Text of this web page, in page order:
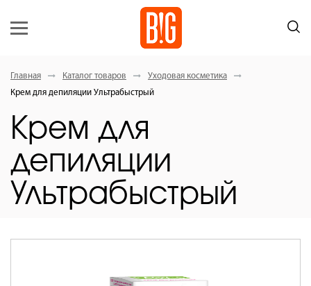
Главная Каталог товаров
Уходовая косметика
Крем для депиляции Ультрабыстрый
Крем для
депиляции
Ультрабыстрый